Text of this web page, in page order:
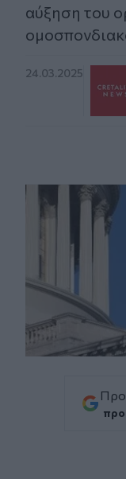
αύξηση του
24.03.2025